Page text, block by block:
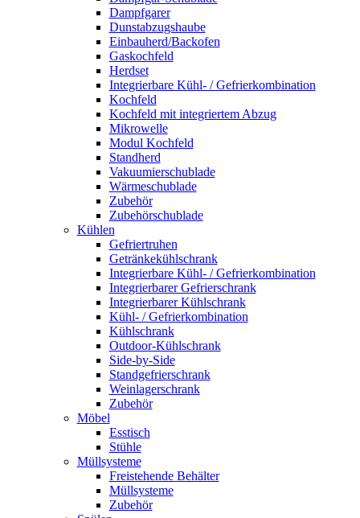
Dampfgarer
Dunstabzugshaube
Einbauherd/Backofen
Gaskochfeld
Herdset
Integrierbare Kühl- / Gefrierkombination
Kochfeld
Kochfeld mit integriertem Abzug
Mikrowelle
Modul Kochfeld
Standherd
Vakuumierschublade
Wärmeschublade
Zubehör
Zubehörschublade
Kühlen
Gefriertruhen
Getränkekühlschrank
Integrierbare Kühl- / Gefrierkombination
Integrierbarer Gefrierschrank
Integrierbarer Kühlschrank
Kühl- / Gefrierkombination
Kühlschrank
Outdoor-Kühlschrank
Side-by-Side
Standgefrierschrank
Weinlagerschrank
Zubehör
Möbel
Esstisch
Stühle
Müllsysteme
Freistehende Behälter
Müllsysteme
Zubehör